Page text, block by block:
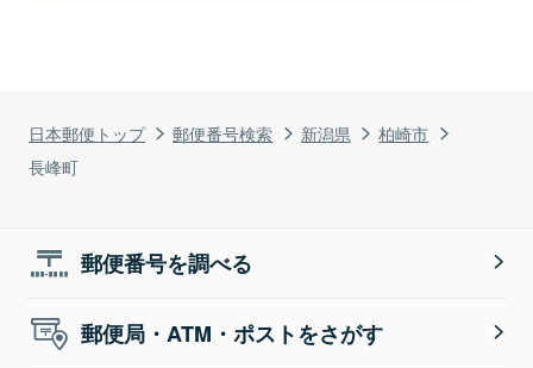
日本郵便トップ 郵便番号検索 新潟県
柏崎市
長峰町
郵便番号を調べる
郵便局・ATM・ポストをさがす